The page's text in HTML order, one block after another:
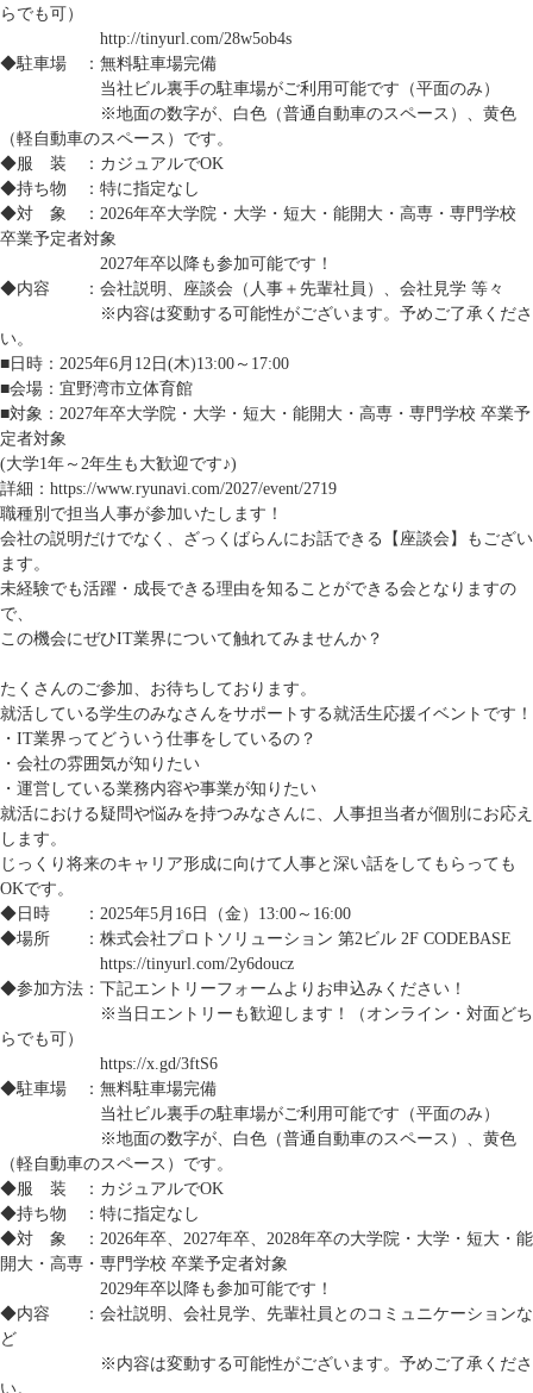
らでも可）
http://tinyurl.com/28w5ob4s
◆駐車場 ：無料駐車場完備
当社ビル裏手の駐車場がご利用可能です（平面のみ）
※地面の数字が、白色（普通自動車のスペース）、黄色
（軽自動車のスペース）です。
◆服 装 ：カジュアルでOK
◆持ち物 ：特に指定なし
◆対 象 ：2026年卒大学院・大学・短大・能開大・高専・専門学校
卒業予定者対象
2027年卒以降も参加可能です！
◆内容 ：会社説明、座談会（人事＋先輩社員）、会社見学 等々
※内容は変動する可能性がございます。予めご了承くださ
い。
■日時：2025年6月12日(木)13:00～17:00
■会場：宜野湾市立体育館
■対象：2027年卒大学院・大学・短大・能開大・高専・専門学校 卒業予
定者対象
(大学1年～2年生も大歓迎です♪)
詳細： https://www.ryunavi.com/2027/event/2719
職種別で担当人事が参加いたします！
会社の説明だけでなく、ざっくばらんにお話できる【座談会】もござい
ます。
未経験でも活躍・成長できる理由を知ることができる会となりますの
で、
この機会にぜひIT業界について触れてみませんか？
たくさんのご参加、お待ちしております。
就活している学生のみなさんをサポートする就活生応援イベントです！
・IT業界ってどういう仕事をしているの？
・会社の雰囲気が知りたい
・運営している業務内容や事業が知りたい
就活における疑問や悩みを持つみなさんに、人事担当者が個別にお応え
します。
じっくり将来のキャリア形成に向けて人事と深い話をしてもらっても
OKです。
◆日時 ：2025年5月16日（金）13:00～16:00
◆場所 ：株式会社プロトソリューション 第2ビル 2F CODEBASE
https://tinyurl.com/2y6doucz
◆参加方法：下記エントリーフォームよりお申込みください！
※当日エントリーも歓迎します！（オンライン・対面どち
らでも可）
https://x.gd/3ftS6
◆駐車場 ：無料駐車場完備
当社ビル裏手の駐車場がご利用可能です（平面のみ）
※地面の数字が、白色（普通自動車のスペース）、黄色
（軽自動車のスペース）です。
◆服 装 ：カジュアルでOK
◆持ち物 ：特に指定なし
◆対 象 ：2026年卒、2027年卒、2028年卒の大学院・大学・短大・能
開大・高専・専門学校 卒業予定者対象
2029年卒以降も参加可能です！
◆内容 ：会社説明、会社見学、先輩社員とのコミュニケーションな
ど
※内容は変動する可能性がございます。予めご了承くださ
い。